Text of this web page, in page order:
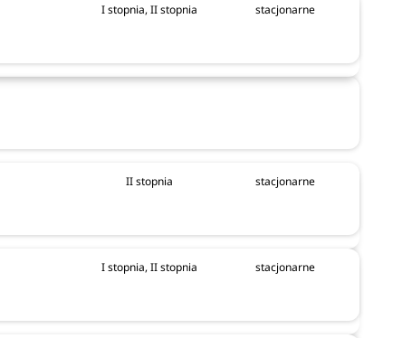
I stopnia, II stopnia stacjonarne
II stopnia stacjonarne
I stopnia, II stopnia stacjonarne